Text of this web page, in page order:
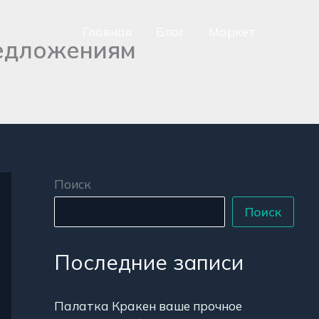
Поиск
Поиск
Последние записи
Палатка Кракен ваше прочное